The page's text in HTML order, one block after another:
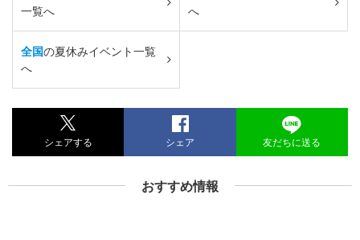
一覧へ
へ
全国の夏休みイベント一覧
へ
シェアする シェア 友だちに送る
おすすめ情報